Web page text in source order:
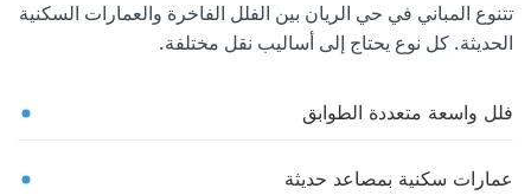
تتنوع المباني في حي الريان بين الفلل الفاخرة والعمارات السكنية
الحديثة. كل نوع يحتاج إلى أساليب نقل مختلفة.
فلل واسعة متعددة الطوابق
عمارات سكنية بمصاعد حديثة